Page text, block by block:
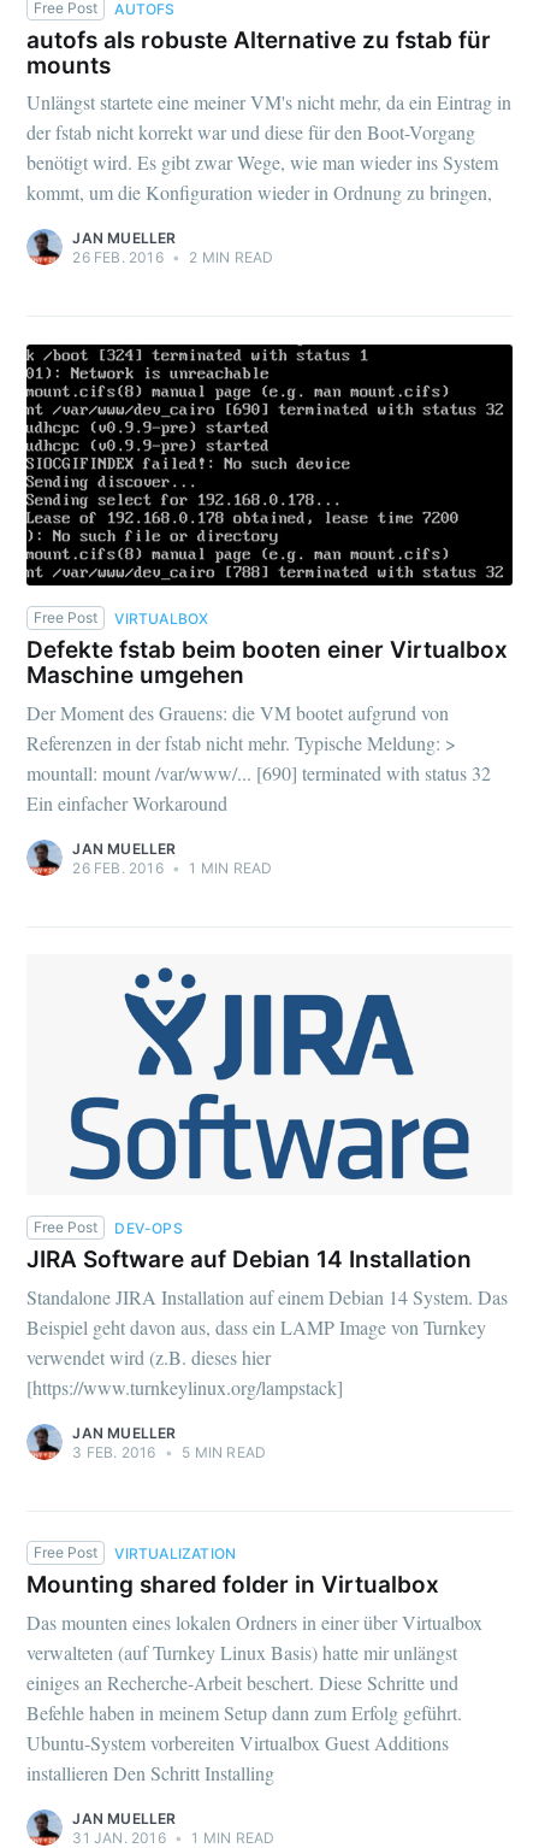
Free Post AUTOFS
autofs als robuste Alternative zu fstab für
mounts
Unlängst startete eine meiner VM's nicht mehr, da ein Eintrag in
der fstab nicht korrekt war und diese für den Boot-Vorgang
benötigt wird. Es gibt zwar Wege, wie man wieder ins System
kommt, um die Konfiguration wieder in Ordnung zu bringen,
JAN MUELLER
26 FEB. 2016 • 2 MIN READ
Free Post VIRTUALBOX
Defekte fstab beim booten einer Virtualbox
Maschine umgehen
Der Moment des Grauens: die VM bootet aufgrund von
Referenzen in der fstab nicht mehr. Typische Meldung: >
mountall: mount /var/www/... [690] terminated with status 32
Ein einfacher Workaround
JAN MUELLER
26 FEB. 2016 • 1 MIN READ
Free Post DEV-OPS
JIRA Software auf Debian 14 Installation
Standalone JIRA Installation auf einem Debian 14 System. Das
Beispiel geht davon aus, dass ein LAMP Image von Turnkey
verwendet wird (z.B. dieses hier
[https://www.turnkeylinux.org/lampstack]
JAN MUELLER
3 FEB. 2016 • 5 MIN READ
Free Post VIRTUALIZATION
Mounting shared folder in Virtualbox
Das mounten eines lokalen Ordners in einer über Virtualbox
verwalteten (auf Turnkey Linux Basis) hatte mir unlängst
einiges an Recherche-Arbeit beschert. Diese Schritte und
Befehle haben in meinem Setup dann zum Erfolg geführt.
Ubuntu-System vorbereiten Virtualbox Guest Additions
installieren Den Schritt Installing
JAN MUELLER
31 JAN. 2016 • 1 MIN READ